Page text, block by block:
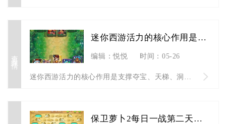
查看详情
迷你西游活力的核心作用是什么
编辑：悦悦 时间：05-26
保卫萝卜2每日一战第二天的打法有哪些